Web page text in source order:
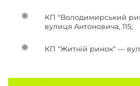
КП "Володимирський
вулиця Антоновича, 115;
КП "Житній ринок" —